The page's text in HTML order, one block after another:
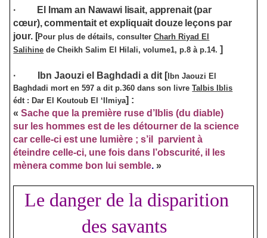
·
El Imam an Nawawi lisait, apprenait (par
cœur), commentait et expliquait douze leçons par
jour. [Pour plus de détails, consulterCharh Riyad El
Salihine de Cheikh Salim El Hilali, volume1, p.8 à p.14. ]
· Ibn Jaouzi el Baghdadi a dit [ Ibn Jaouzi El
Baghdadi mort en 597 a dit p.360 dans son livreTalbis Iblis
édt : Dar El Koutoub El ‘Ilmiya] :
«Sache que la première ruse d’Iblis (du diable)
sur les hommes est de les détourner de la science
car celle-ci est une lumière ; s’il parvient à
éteindre celle-ci, une fois dans l’obscurité, il les
mènera comme bon lui semble. »
Le danger de la disparition
des savants